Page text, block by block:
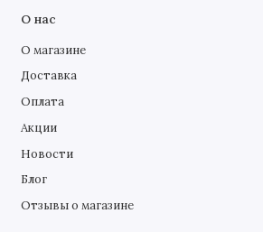
О нас
О магазине
Доставка
Оплата
Акции
Новости
Блог
Отзывы о магазине